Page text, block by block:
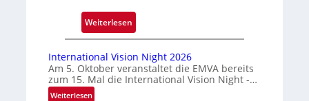
m
r
k
Weiterlesen
A
t
o
International Vision Night 2026
Am 5. Oktober veranstaltet die EMVA bereits
zum 15. Mal die International Vision Night -…
Weiterlesen: